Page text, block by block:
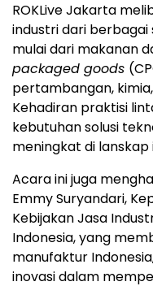
ROKLive Jakarta
industri dari berbagai
mulai dari makanan
packaged goods
pertambangan,
Kehadiran praktisi
kebutuhan solusi
meningkat di lanskap
Acara ini juga
Emmy Suryandari,
Kebijakan Jasa
Indonesia, yang
manufaktur
inovasi dalam